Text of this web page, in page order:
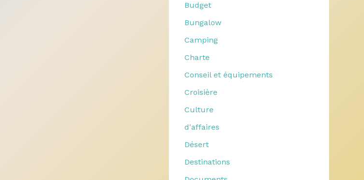
Budget
Bungalow
Camping
Charte
Conseil et équipements
Croisière
Culture
d'affaires
Désert
Destinations